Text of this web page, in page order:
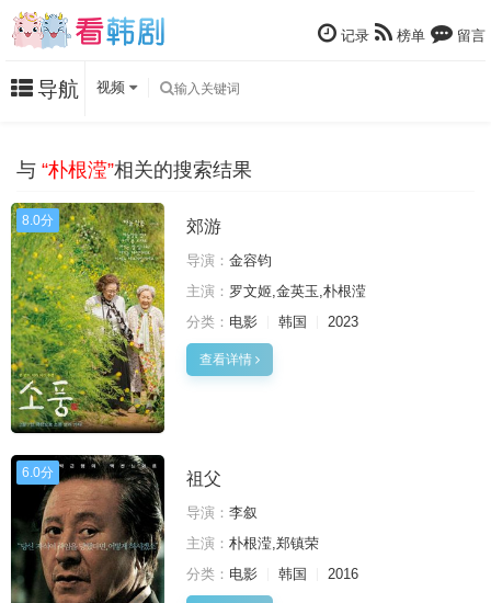
记录 榜单 留言
导航 视频
与 “朴根滢”相关的搜索结果
8.0分 郊游
导演： 金容钧
主演： 罗文姬,金英玉,朴根滢
分类： 电影 韩国 2023
查看详情
6.0分 祖父
导演： 李叙
主演： 朴根滢,郑镇荣
分类： 电影 韩国 2016